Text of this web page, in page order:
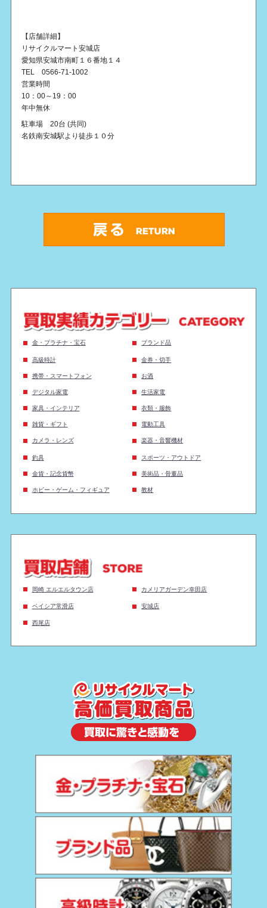
【店舗詳細】
リサイクルマート安城店
愛知県安城市南町１６番地１４
TEL 0566-71-1002
営業時間
10：00～19：00
年中無休
駐車場 20台 (共同)
名鉄南安城駅より徒歩１０分
金・プラチナ・宝石 ブランド品
高級時計 金券・切手
携帯・スマートフォン お酒
デジタル家電 生活家電
家具・インテリア 衣類・服飾
雑貨・ギフト 電動工具
カメラ・レンズ 楽器・音響機材
釣具 スポーツ・アウトドア
金貨・記念貨幣 美術品・骨董品
ホビー・ゲーム・フィギュア 教材
岡崎 エルエルタウン店 カメリアガーデン幸田店
ベイシア常滑店 安城店
西尾店